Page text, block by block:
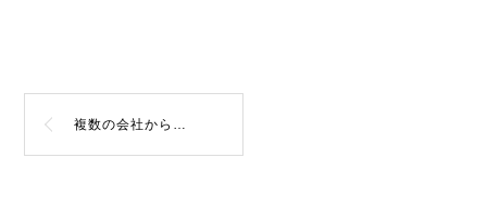
複数の会社から給与が払われている場合の社会保険料の扱いは？